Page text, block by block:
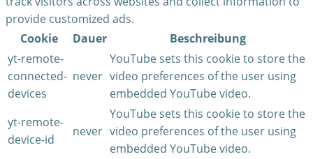
provide customized ads.
Cookie
Dauer
Beschreibung
yt-remote-
connected-
devices
never
YouTube sets this cookie to store the
video preferences of the user using
embedded YouTube video.
yt-remote-
device-id
never
YouTube sets this cookie to store the
video preferences of the user using
embedded YouTube video.